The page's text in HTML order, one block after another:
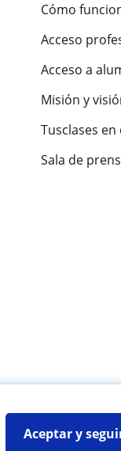
Aceptar y
Cómo
Acceso
Acceso a
Misión y
Tusclases
Sala de
Mapa